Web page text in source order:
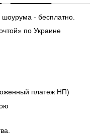
- бесплатно.
по Украине
платеж НП)